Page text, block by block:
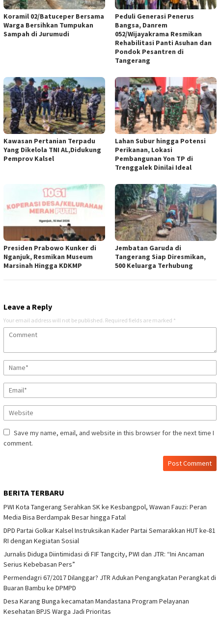
Koramil 02/Batuceper Bersama
Warga Bersihkan Tumpukan
Sampah di Jurumudi
Peduli Generasi Penerus
Bangsa, Danrem
052/Wijayakrama Resmikan
Rehabilitasi Panti Asuhan dan
Pondok Pesantren di
Tangerang
Kawasan Pertanian Terpadu
Yang Dikelola TNI AL,Didukung
Pemprov Kalsel
Lahan Subur hingga Potensi
Perikanan, Lokasi
Pembangunan Yon TP di
Trenggalek Dinilai Ideal
Presiden Prabowo Kunker di
Nganjuk, Resmikan Museum
Marsinah Hingga KDKMP
Jembatan Garuda di
Tangerang Siap Diresmikan,
500 Keluarga Terhubung
Leave a Reply
Your email address will not be published. Required fields are marked *
Save my name, email, and website in this browser for the next time I
comment.
BERITA TERBARU
PWI Kota Tangerang Serahkan SK ke Kesbangpol, Wawan Fauzi: Peran
Media Bisa Berdampak Besar hingga Fatal
DPD Partai Golkar Kalsel Instruksikan Kader Partai Semarakkan HUT ke-81
RI dengan Kegiatan Sosial
Jurnalis Diduga Diintimidasi di FIF Tangcity, PWI dan JTR: “Ini Ancaman
Serius Kebebasan Pers”
Permendagri 67/2017 Dilanggar? JTR Adukan Pengangkatan Perangkat di
Buaran Bambu ke DPMPD
Desa Karang Bunga kecamatan Mandastana Program Pelayanan
Kesehatan BPJS Warga Jadi Prioritas